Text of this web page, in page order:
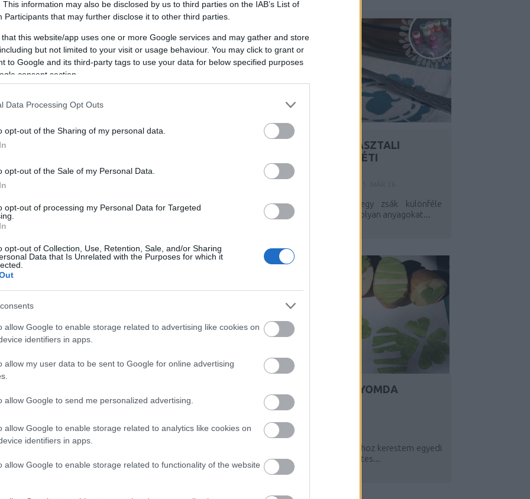
This information may also be disclosed by us to third parties on the IAB’s List of
Participants that may further disclose it to other third parties.
that this website/app uses one or more Google services and may gather and store
but not limited to your visit or usage behaviour. You may click to grant or
to Google and its third-party tags to use your data for below specified purposes
consent section.
Data Processing Opt Outs
opt-out of the Sharing of my personal data.
opt-out of the Sale of my Personal Data.
opt-out of processing my Personal Data for Targeted
opt-out of Collection, Use, Retention, Sale, and/or Sharing
Data that Is Unrelated with the Purposes for which it
allow Google to enable storage related to advertising like cookies on
identifiers in apps.
allow my user data to be sent to Google for online advertising
allow Google to send me personalized advertising.
allow Google to enable storage related to analytics like cookies on
identifiers in apps.
allow Google to enable storage related to functionality of the website
BY:SZÍNESÖTLETEK_TEAM 2021. JÚN 18.
megújítani. Nagy átalakításokra most nem lesz
SAJÁT KÉSZÍTÉSŰ ASZTALI
TEXTILSZETT HÚSVÉTI
DÍSZÍTÉSSEL
Néhány hete kaptam egy zsák különféle
textilmaradékot, jobbára olyan anyagokat...
VARÁZSLATOS VILÁGA
A mai bejegyzésben a távoli Japánba
kalauzollak titeket, hogy egy kis ízelítőt
rejtelmeiből, amelyet gyűjtőnéven
CSINÁLD MAGAD NYOMDA
ZÖLDSÉGEKBŐL ÉS
GYÜMÖLCSÖKBŐL
BY: ANDY_CUBE
Ajándékaim csomagolásához kerestem egyedi
és lehetőleg hulladékmentes...